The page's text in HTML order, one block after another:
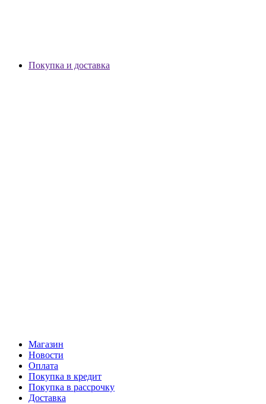
Покупка и доставка
Магазин
Новости
Оплата
Покупка в кредит
Покупка в рассрочку
Доставка